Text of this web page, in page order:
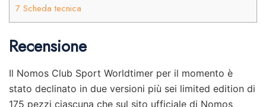
7 Scheda tecnica
Recensione
Il Nomos Club Sport Worldtimer per il momento è
stato declinato in due versioni più sei limited edition di
175 pezzi ciascuna che sul sito ufficiale di Nomos